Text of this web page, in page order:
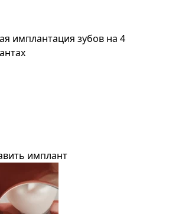
имплантация зубов на 4
имплант